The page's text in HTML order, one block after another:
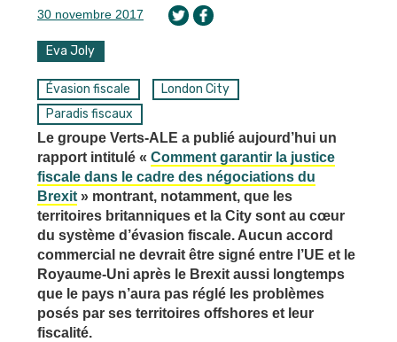
30 novembre 2017
Eva Joly
Évasion fiscale
London City
Paradis fiscaux
Le groupe Verts-ALE a publié aujourd’hui un
rapport intitulé « Comment garantir la justice
fiscale dans le cadre des négociations du
Brexit » montrant, notamment, que les
territoires britanniques et la City sont au cœur
du système d’évasion fiscale. Aucun accord
commercial ne devrait être signé entre l’UE et le
Royaume-Uni après le Brexit aussi longtemps
que le pays n’aura pas réglé les problèmes
posés par ses territoires offshores et leur
fiscalité.